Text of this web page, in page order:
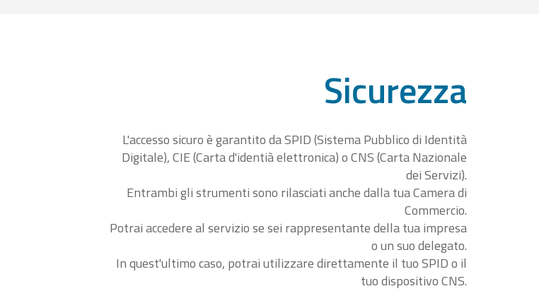
Sicurezza
L'accesso sicuro è garantito da SPID (Sistema Pubblico di Identità
Digitale), CIE (Carta d'identià elettronica) o CNS (Carta Nazionale
dei Servizi).
Entrambi gli strumenti sono rilasciati anche dalla tua Camera di
Commercio.
Potrai accedere al servizio se sei rappresentante della tua impresa
o un suo delegato.
In quest'ultimo caso, potrai utilizzare direttamente il tuo SPID o il
tuo dispositivo CNS.